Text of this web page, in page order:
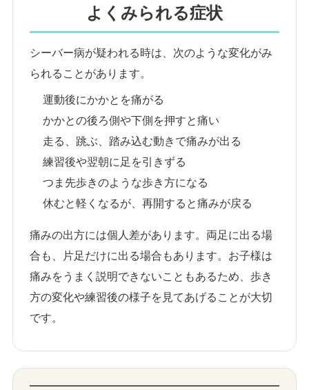
よくみられる症状
シーバー病が疑われる時は、次のような変化がみ
られることがあります。
運動後にかかとを痛がる
かかとの後ろ側や下側を押すと痛い
走る、跳ぶ、踏み込む動きで痛みが出る
練習後や翌朝に足を引きずる
つま先歩きのような歩き方になる
休むと軽くなるが、再開すると痛みが戻る
痛みの出方には個人差があります。両足に出る場
合も、片足だけに出る場合もあります。お子様は
痛みをうまく説明できないこともあるため、歩き
方の変化や練習後の様子を見てあげることが大切
です。